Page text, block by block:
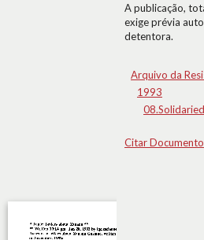
A publicação,
exige prévia
detentora.
Arquivo da
1993
Citar Documento